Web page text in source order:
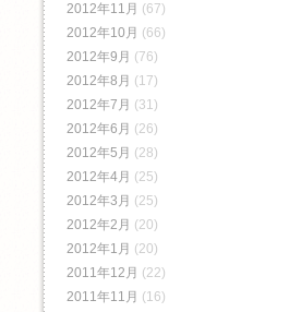
2012年11月 (67)
2012年10月 (66)
2012年9月 (76)
2012年8月 (17)
2012年7月 (31)
2012年6月 (26)
2012年5月 (28)
2012年4月 (25)
2012年3月 (25)
2012年2月 (20)
2012年1月 (20)
2011年12月 (22)
2011年11月 (16)